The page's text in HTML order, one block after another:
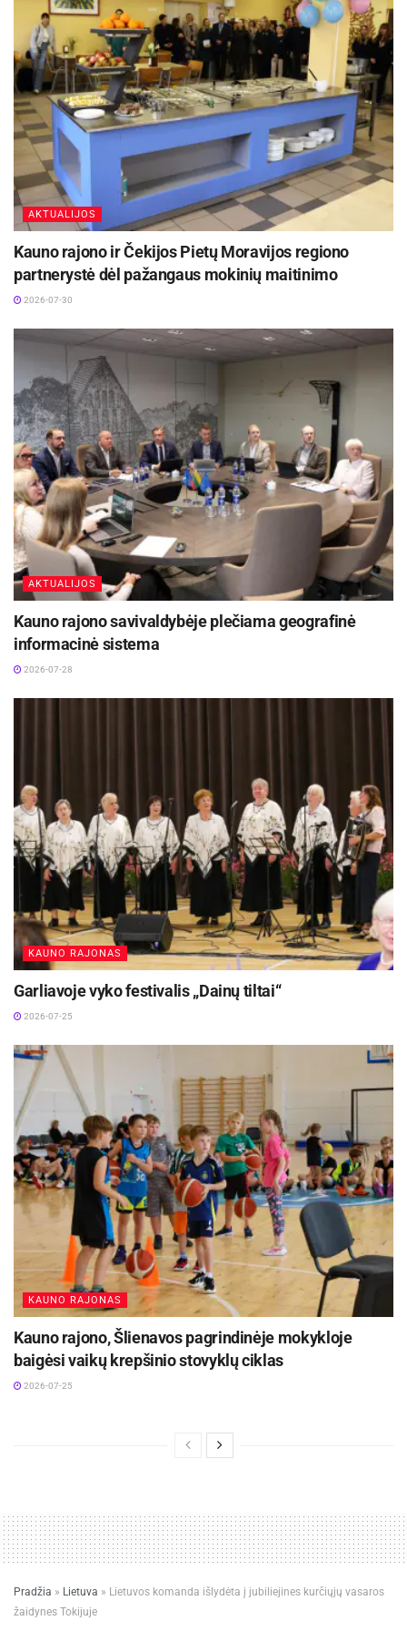
Oksana Janušauskienė ir Socialinės paramos
skyriaus vedėja Margarita Venslovienė, kurios
perdavė savivaldybės vadovų palinkėjimus bei
dovanas mergaitėms.
Šaltinis: Kauno rajono savivaldybė
AKTUALIJOS
Kauno rajono ir Čekijos Pietų Moravijos regiono
partnerystė dėl pažangaus mokinių maitinimo
2026-07-30
AKTUALIJOS
Kauno rajono savivaldybėje plečiama geografinė
informacinė sistema
2026-07-28
KAUNO RAJONAS
Garliavoje vyko festivalis „Dainų tiltai“
2026-07-25
KAUNO RAJONAS
Kauno rajono, Šlienavos pagrindinėje mokykloje
baigėsi vaikų krepšinio stovyklų ciklas
2026-07-25
Pradžia » Lietuva » Lietuvos komanda išlydėta į jubiliejines kurčiųjų vasaros
žaidynes Tokijuje